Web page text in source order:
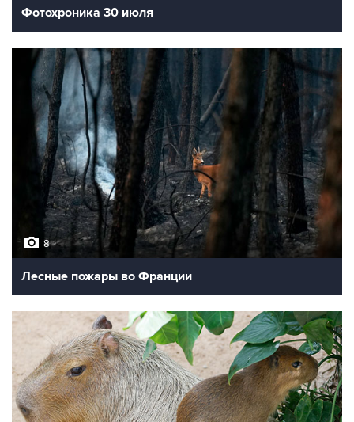
Фотохроника 30 июля
8
Лесные пожары во Франции